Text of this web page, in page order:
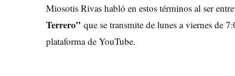
Miosotis Rivas habló en estos términos al ser
Terrero” que se transmite de lunes a viernes
plataforma de YouTube.